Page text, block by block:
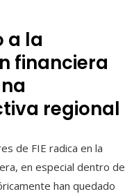
a la
financiera
regional
de FIE radica en la
en especial dentro de
han quedado